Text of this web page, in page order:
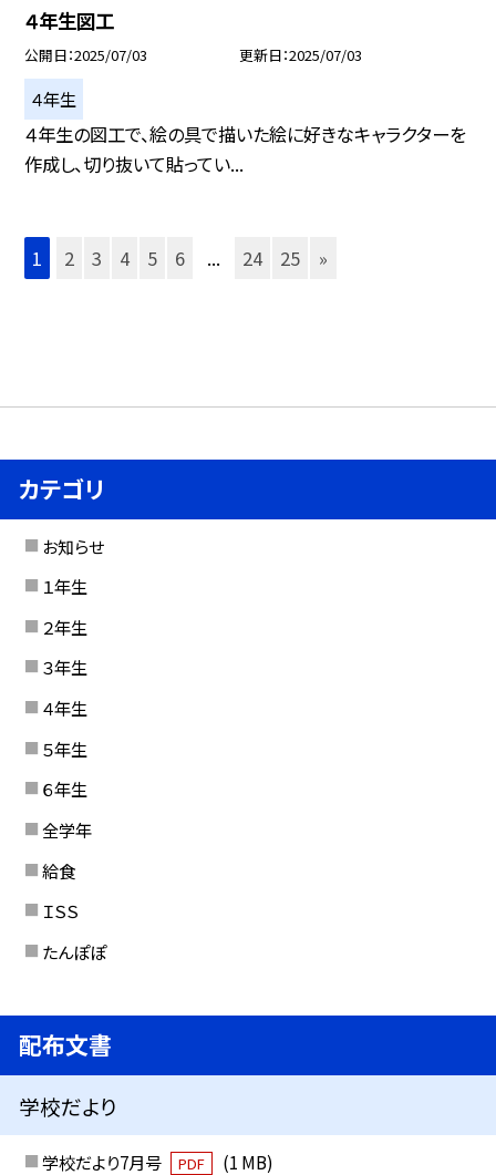
４年生図工
公開日 2025/07/03 更新日 2025/07/03
４年生
４年生の図工で、絵の具で描いた絵に好きなキャラクターを
作成し、切り抜いて貼ってい...
1 2 3 4 5 6 ... 24 25 »
カテゴリ
お知らせ
１年生
２年生
３年生
４年生
５年生
６年生
全学年
給食
ＩＳＳ
たんぽぽ
配布文書
学校だより
学校だより7月号 PDF
(1 MB)